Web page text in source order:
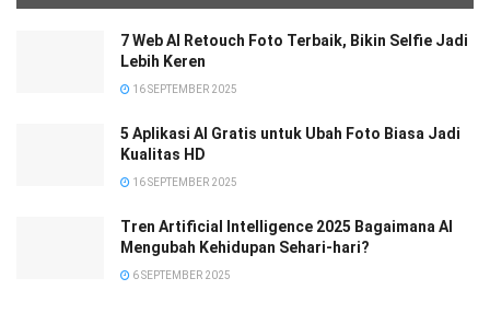
7 Web AI Retouch Foto Terbaik, Bikin Selfie Jadi
Lebih Keren
16 SEPTEMBER 2025
5 Aplikasi AI Gratis untuk Ubah Foto Biasa Jadi
Kualitas HD
16 SEPTEMBER 2025
Tren Artificial Intelligence 2025 Bagaimana AI
Mengubah Kehidupan Sehari-hari?
6 SEPTEMBER 2025